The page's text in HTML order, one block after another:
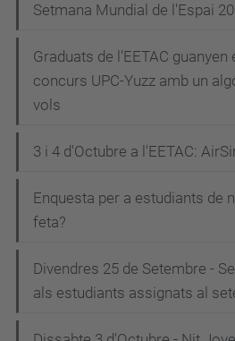
Setmana Mundial de l'Espai
Graduats de l'EETAC guanyen
concurs UPC-Yuzz amb un
vols
3 i 4 d'Octubre a l'EETAC:
Enquesta per a estudiants de
feta?
Divendres 25 de Setembre -
als estudiants assignats al